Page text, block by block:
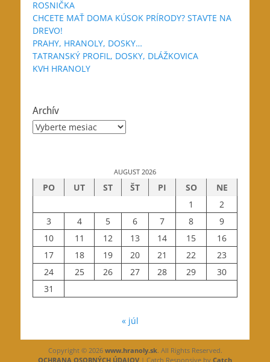
ROSNIČKA
CHCETE MAŤ DOMA KÚSOK PRÍRODY? STAVTE NA
DREVO!
PRAHY, HRANOLY, DOSKY…
TATRANSKÝ PROFIL, DOSKY, DLÁŽKOVICA
KVH HRANOLY
Archív
Archív
AUGUST 2026
PO UT ST ŠT PI SO
NE
1
2
3
4 5 6 7 8
9
10
11 12 13 14 15
16
17
18 19 20 21 22
23
24
25 26 27 28 29
30
31
« júl
Copyright © 2026 www.hranoly.sk. All Rights Reserved.
OCHRANA OSOBNÝCH ÚDAJOV | Catch Responsive by Catch